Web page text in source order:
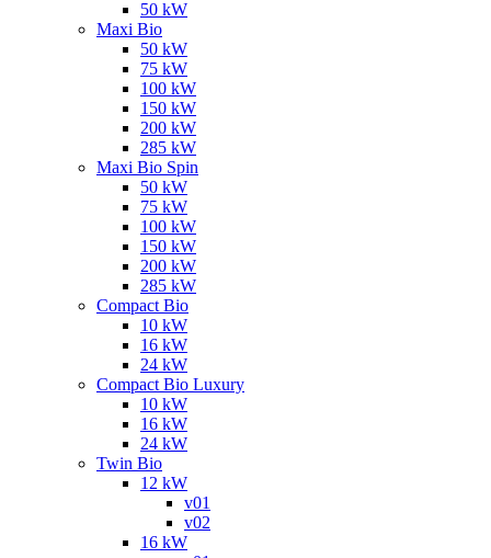
50 kW
Maxi Bio
50 kW
75 kW
100 kW
150 kW
200 kW
285 kW
Maxi Bio Spin
50 kW
75 kW
100 kW
150 kW
200 kW
285 kW
Compact Bio
10 kW
16 kW
24 kW
Compact Bio Luxury
10 kW
16 kW
24 kW
Twin Bio
12 kW
v01
v02
16 kW